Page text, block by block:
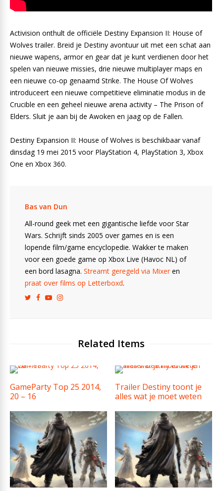
Activision onthult de officiële Destiny Expansion II: House of
Wolves trailer. Breid je Destiny avontuur uit met een schat aan
nieuwe wapens, armor en gear dat je kunt verdienen door het
spelen van nieuwe missies, drie nieuwe multiplayer maps en
een nieuwe co-op genaamd Strike. The House Of Wolves
introduceert een nieuwe competitieve eliminatie modus in de
Crucible en een geheel nieuwe arena activity – The Prison of
Elders. Sluit je aan bij de Awoken en jaag op de Fallen.
Destiny Expansion II: House of Wolves is beschikbaar vanaf
dinsdag 19 mei 2015 voor PlayStation 4, PlayStation 3, Xbox
One en Xbox 360.
Bas van Dun
All-round geek met een gigantische liefde voor Star
Wars. Schrijft sinds 2005 over games en is een
lopende film/game encyclopedie. Wakker te maken
voor een goede game op Xbox Live (Havoc NL) of
een bord lasagna. Streamt geregeld via Mixeren
praat over films op Letterboxd.
Related Items
GameParty Top 25 2014,
20 – 16
Trailer Destiny toont je
alles wat je moet weten